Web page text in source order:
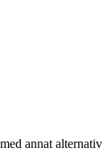
annat alternativ